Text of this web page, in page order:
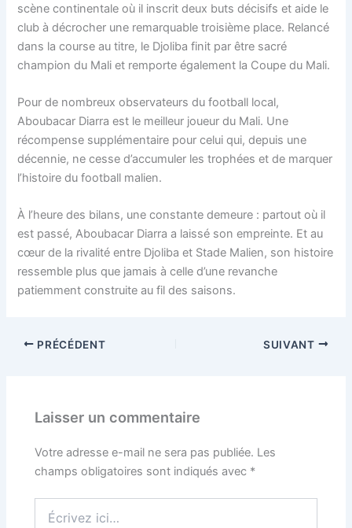
scène continentale où il inscrit deux buts décisifs et aide le
club à décrocher une remarquable troisième place. Relancé
dans la course au titre, le Djoliba finit par être sacré
champion du Mali et remporte également la Coupe du Mali.
Pour de nombreux observateurs du football local,
Aboubacar Diarra est le meilleur joueur du Mali. Une
récompense supplémentaire pour celui qui, depuis une
décennie, ne cesse d’accumuler les trophées et de marquer
l’histoire du football malien.
À l’heure des bilans, une constante demeure : partout où il
est passé, Aboubacar Diarra a laissé son empreinte. Et au
cœur de la rivalité entre Djoliba et Stade Malien, son histoire
ressemble plus que jamais à celle d’une revanche
patiemment construite au fil des saisons.
PRÉCÉDENT SUIVANT
Laisser un commentaire
Votre adresse e-mail ne sera pas publiée. Les
champs obligatoires sont indiqués avec *
ici…